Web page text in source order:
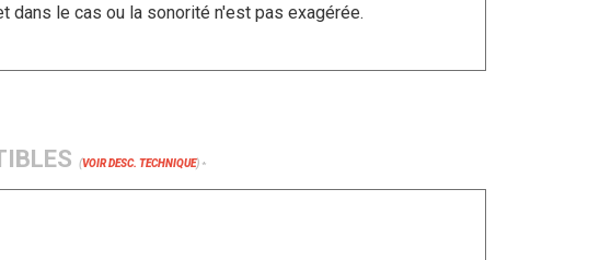
dans le cas ou la sonorité n'est pas exagérée.
(VOIR DESC. TECHNIQUE) *